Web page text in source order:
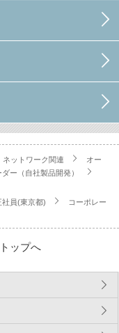
ネットワーク関連
オー
ー（自社製品開発）
社員(東京都)
コーポレー
ップへ